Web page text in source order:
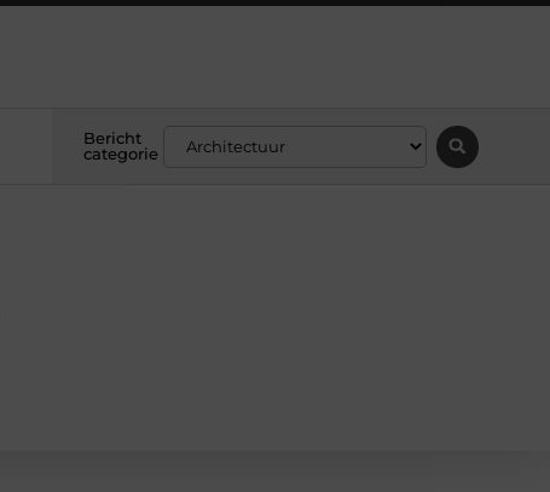
Bericht
categorie